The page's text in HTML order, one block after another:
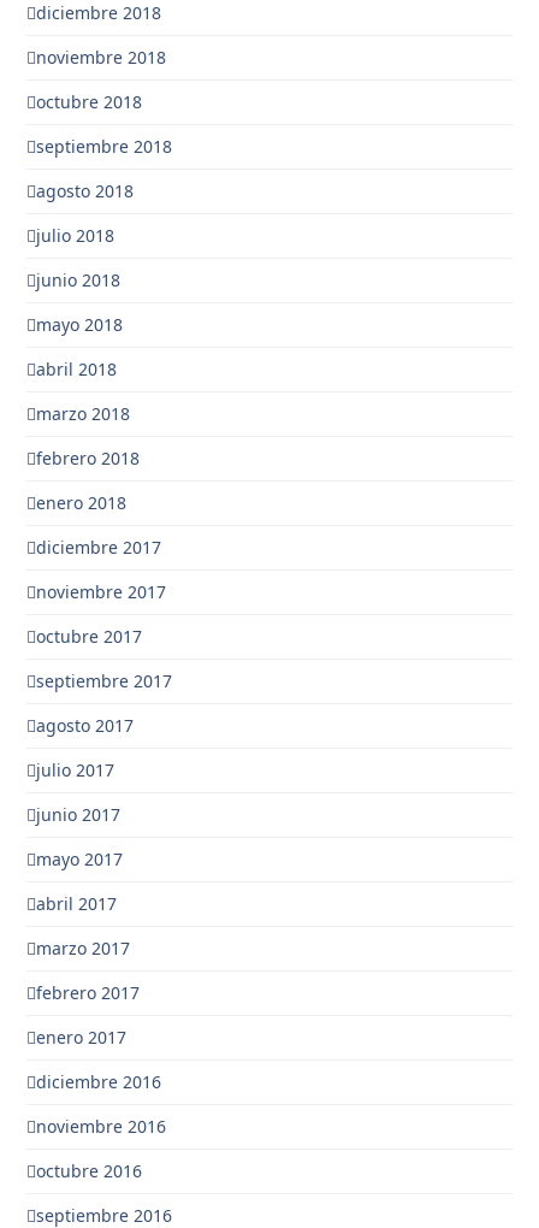
diciembre 2018
noviembre 2018
octubre 2018
septiembre 2018
agosto 2018
julio 2018
junio 2018
mayo 2018
abril 2018
marzo 2018
febrero 2018
enero 2018
diciembre 2017
noviembre 2017
octubre 2017
septiembre 2017
agosto 2017
julio 2017
junio 2017
mayo 2017
abril 2017
marzo 2017
febrero 2017
enero 2017
diciembre 2016
noviembre 2016
octubre 2016
septiembre 2016